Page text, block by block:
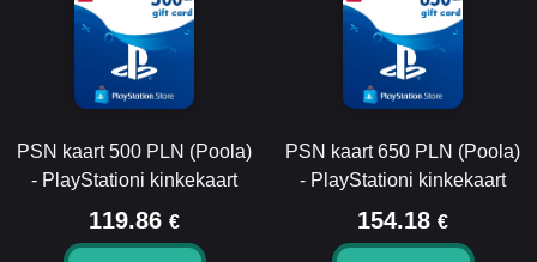
PSN kaart 500 PLN (Poola)
- PlayStationi kinkekaart
119.86 €
PSN kaart 650 PLN (Poola)
- PlayStationi kinkekaart
154.18 €